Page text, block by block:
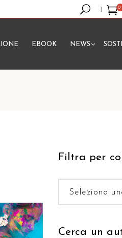
0
Nessun prodotto nel
EBOOK NEWS
Filtra per
Seleziona
Cerca un